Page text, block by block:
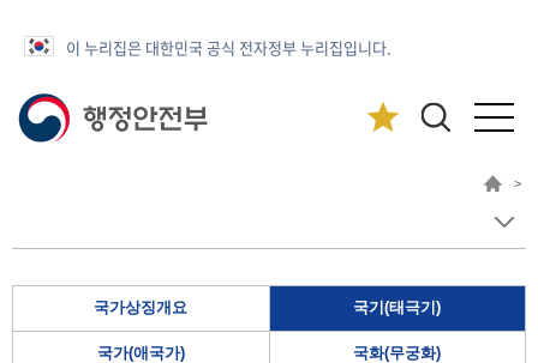
이 누리집은 대한민국 공식 전자정부 누리집입니다.
>
국가상징개요 국기(태극기)
국가(애국가) 국화(무궁화)